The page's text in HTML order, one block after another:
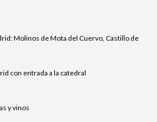
Molinos de Mota del Cuervo, Castillo de
con entrada a la catedral
y vinos